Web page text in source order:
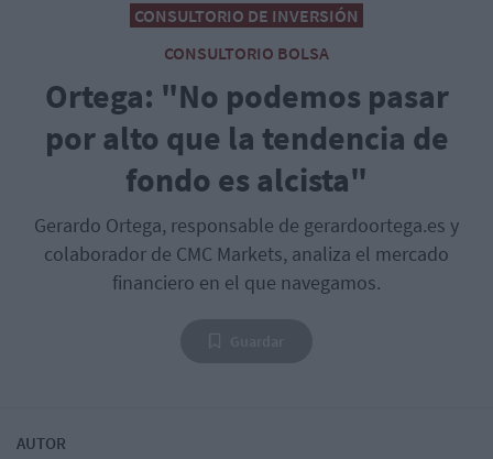
CONSULTORIO DE INVERSIÓN
CONSULTORIO BOLSA
Ortega: "No podemos pasar
por alto que la tendencia de
fondo es alcista"
Gerardo Ortega, responsable de gerardoortega.es y
colaborador de CMC Markets, analiza el mercado
financiero en el que navegamos.
AUTOR